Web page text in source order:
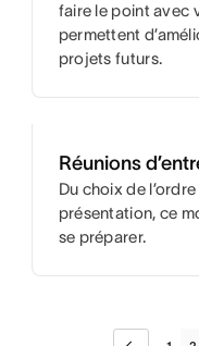
faire le point avec
permettent
projets futurs.
Réunions
Du choix de
présentation, ce
se préparer.